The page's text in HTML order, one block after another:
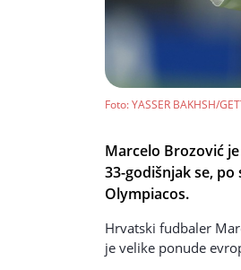
Foto: YASSER BAKHSH/
Marcelo Brozović
33-godišnjak se,
Olympiacos.
Hrvatski fudbaler
je velike ponude